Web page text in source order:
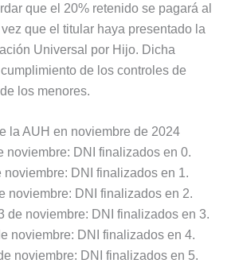
que el 20% retenido se pagará al
que el titular haya presentado la
Universal por Hijo. Dicha
de los controles de
los menores.
la AUH en noviembre de 2024
noviembre: DNI finalizados en 0.
noviembre: DNI finalizados en 1.
noviembre: DNI finalizados en 2.
de noviembre: DNI finalizados en 3.
noviembre: DNI finalizados en 4.
noviembre: DNI finalizados en 5.